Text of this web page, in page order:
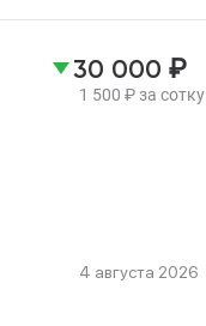
30 000 ₽
1 500 ₽за сотку
4 августа 2026